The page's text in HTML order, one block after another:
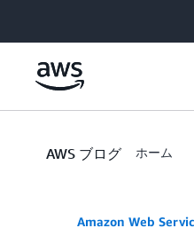
AWS ブログ ホーム
Amazon Web